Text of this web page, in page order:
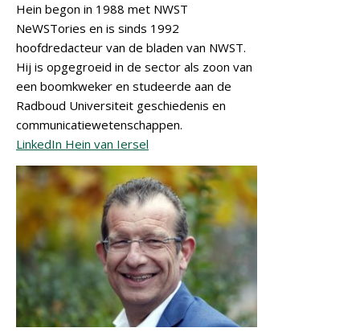
Hein begon in 1988 met NWST
NeWSTories en is sinds 1992
hoofdredacteur van de bladen van NWST.
Hij is opgegroeid in de sector als zoon van
een boomkweker en studeerde aan de
Radboud Universiteit geschiedenis en
communicatiewetenschappen.
LinkedIn Hein van Iersel